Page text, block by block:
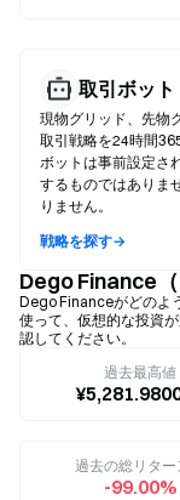
取引ボット
現物グリッド、先物
取引戦略を24時間
ボットは事前設定さ
するものではありま
りません。
戦略を探す→
Dego Finance
Dego Financeがどのよ
使って、仮想的な投資
認してください。
過去最高値
過去の総リター
-99.00%